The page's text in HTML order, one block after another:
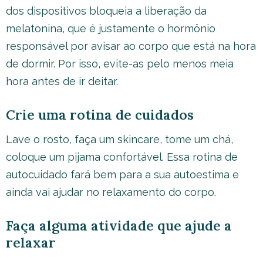
dos dispositivos bloqueia a liberação da
melatonina, que é justamente o hormônio
responsável por avisar ao corpo que está na hora
de dormir. Por isso, evite-as pelo menos meia
hora antes de ir deitar.
Crie uma rotina de cuidados
Lave o rosto, faça um skincare, tome um chá,
coloque um pijama confortável. Essa rotina de
autocuidado fará bem para a sua autoestima e
ainda vai ajudar no relaxamento do corpo.
Faça alguma atividade que ajude a
relaxar